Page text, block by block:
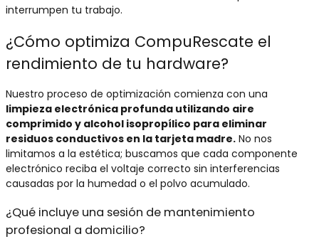
interrumpen tu trabajo.
¿Cómo optimiza CompuRescate el
rendimiento de tu hardware?
Nuestro proceso de optimización comienza con una
limpieza electrónica profunda utilizando aire
comprimido y alcohol isopropílico para eliminar
residuos conductivos en la tarjeta madre. No nos
limitamos a la estética; buscamos que cada componente
electrónico reciba el voltaje correcto sin interferencias
causadas por la humedad o el polvo acumulado.
¿Qué incluye una sesión de mantenimiento
profesional a domicilio?